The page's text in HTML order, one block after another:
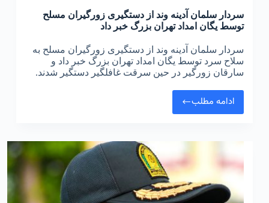
سردار سلمان آدینه وند از دستگیری زورگیران مسلح
توسط یگان امداد تهران بزرگ خبر داد
سردار سلمان آدینه وند از دستگیری زورگیران مسلح به
سلاح سرد توسط یگان امداد تهران بزرگ خبر داد و
سارقان زورگیر در حین سرقت غافلگیر دستگیر شدند.
ادامه مطلب